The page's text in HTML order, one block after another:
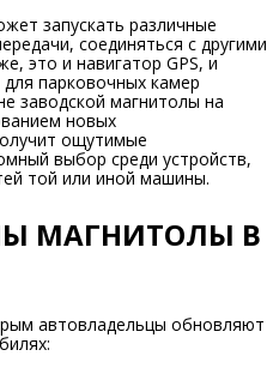
запускать различные
соединяться с другими
это и навигатор GPS, и
парковочных камер
заводской магнитолы на
новых
ощутимые
выбор среди устройств,
той или иной машины.
МАГНИТОЛЫ В
автовладельцы обновляют